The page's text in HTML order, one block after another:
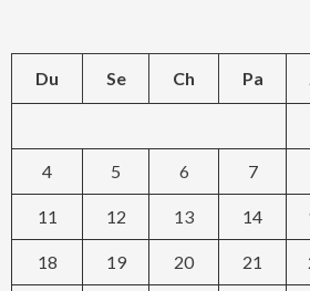
Du Se Ch Pa
4 5 6 7
11 12 13 14
18 19 20 21